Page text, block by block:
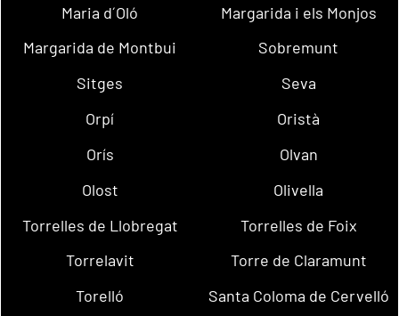
Maria d´Oló
Margarida i els Monjos
Margarida de Montbui
Sobremunt
Sitges
Seva
Orpí
Oristà
Orís
Olvan
Olost
Olivella
Torrelles de Llobregat
Torrelles de Foix
Torrelavit
Torre de Claramunt
Torelló
Santa Coloma de Cervelló